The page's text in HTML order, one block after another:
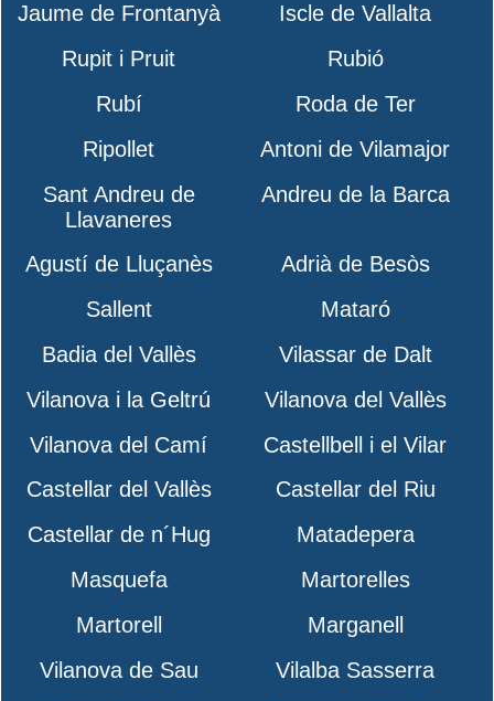
Jaume de Frontanyà
Iscle de Vallalta
Rupit i Pruit
Rubió
Rubí
Roda de Ter
Ripollet
Antoni de Vilamajor
Sant Andreu de
Llavaneres
Andreu de la Barca
Agustí de Lluçanès
Adrià de Besòs
Sallent
Mataró
Badia del Vallès
Vilassar de Dalt
Vilanova i la Geltrú
Vilanova del Vallès
Vilanova del Camí
Castellbell i el Vilar
Castellar del Vallès
Castellar del Riu
Castellar de n´Hug
Matadepera
Masquefa
Martorelles
Martorell
Marganell
Vilanova de Sau
Vilalba Sasserra